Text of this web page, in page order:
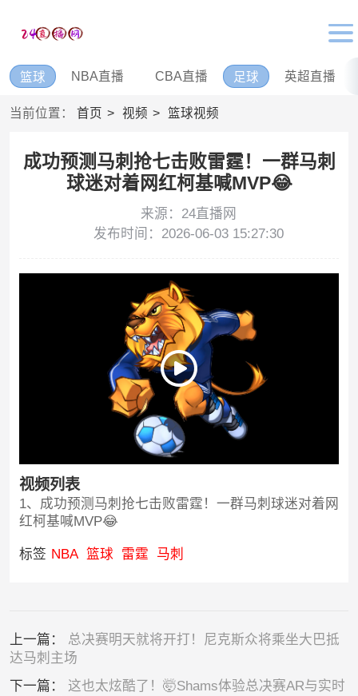
篮球 NBA直播 CBA直播 足球 英超直播
当前位置： 首页 视频 篮球视频
成功预测马刺抢七击败雷霆！一群马刺
球迷对着网红柯基喊MVP😂
来源：24直播网
发布时间：2026-06-03 15:27:30
视频列表
1、成功预测马刺抢七击败雷霆！一群马刺球迷对着网
红柯基喊MVP😂
标签 NBA 篮球 雷霆 马刺
上一篇： 总决赛明天就将开打！尼克斯众将乘坐大巴抵
达马刺主场
下一篇： 这也太炫酷了！🤯Shams体验总决赛AR与实时